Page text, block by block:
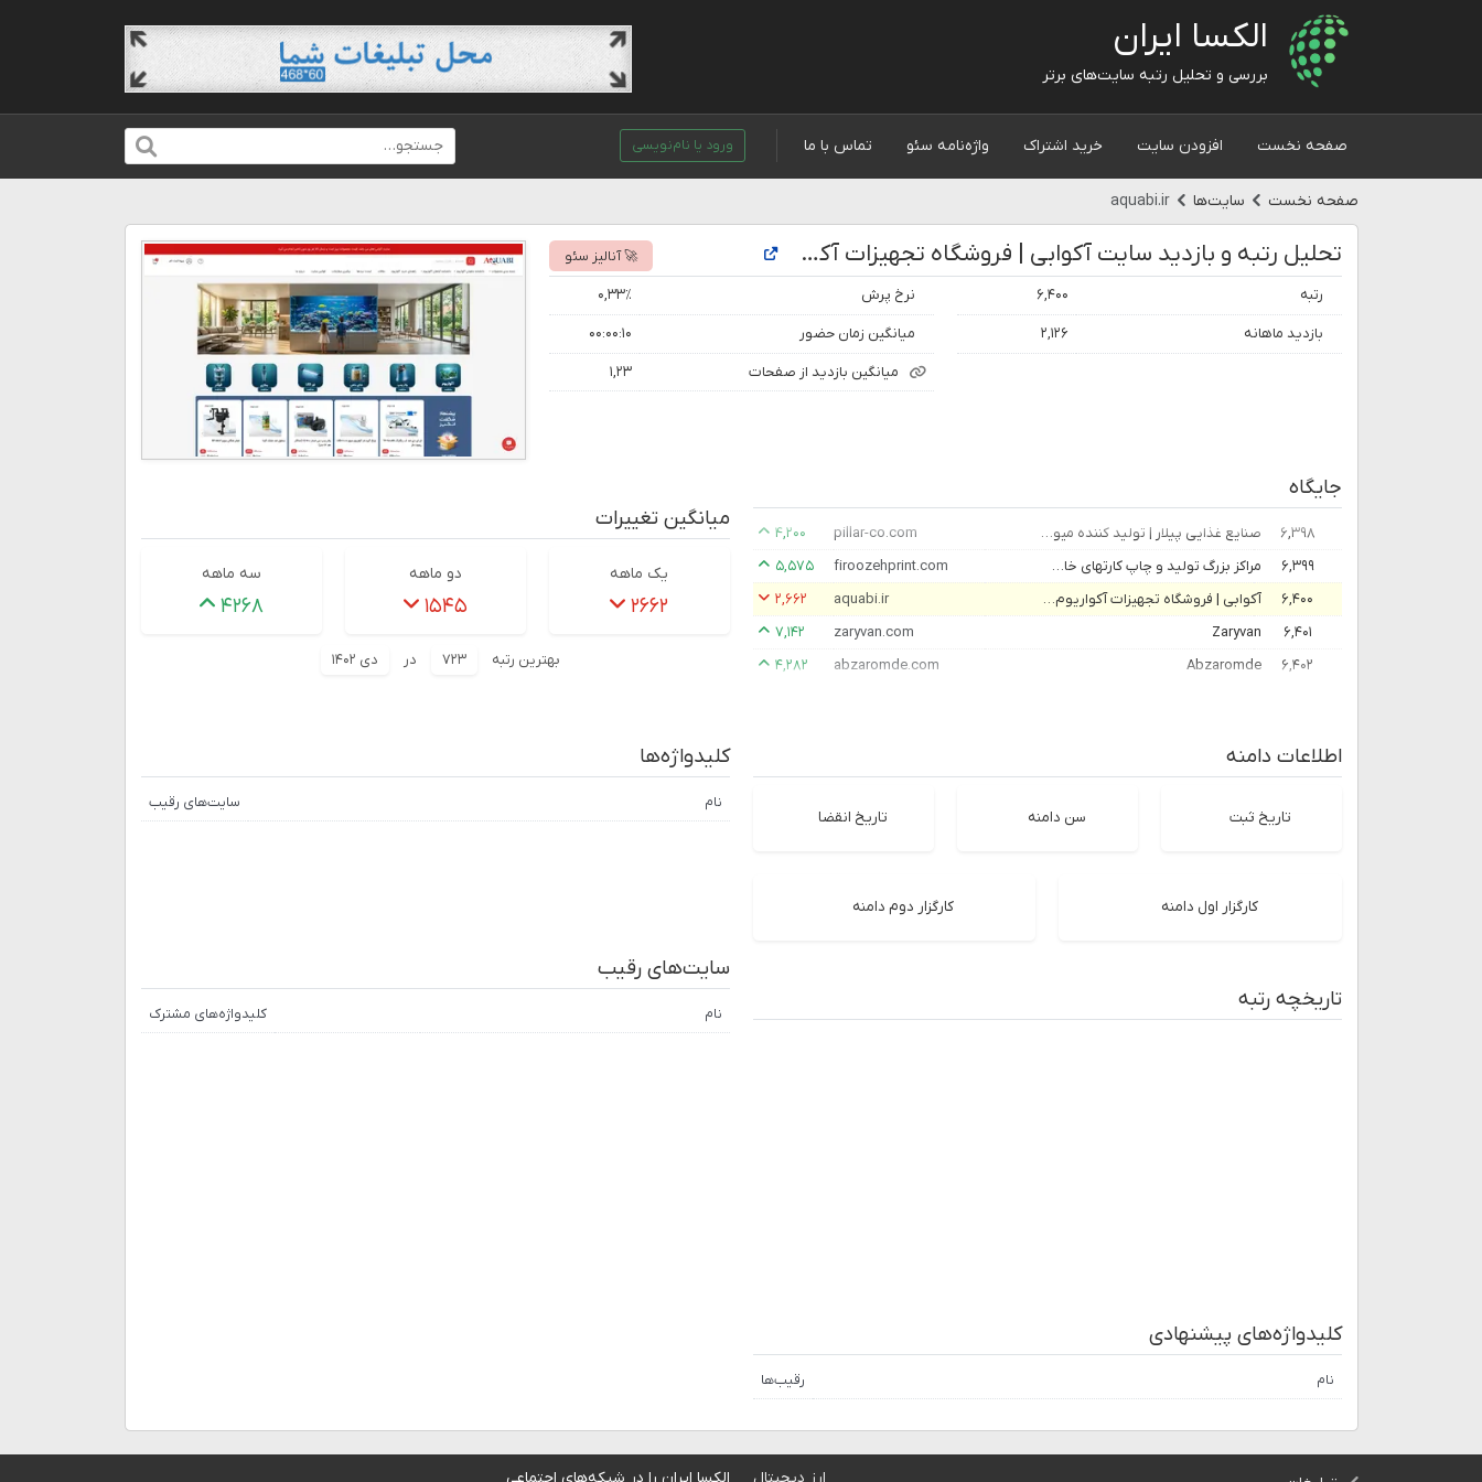
الکسا ایران
بررسی و تحلیل رتبه سایت‌های برتر
صفحه نخست افزودن سایت خرید اشتراک واژه‌نامه سئو تماس با ما ورود یا نام‌نویسی
صفحه نخست سایت‌ها aquabi.ir
تحلیل رتبه و بازدید سایت آکوابی | فروشگاه تجهیزات آکواریوم – بزرگترین فروشگاه تخصصی تجهیزات آکواریوم در کشور 🚀 آنالیز سئو
رتبه ۶,۴۰۰
بازدید ماهانه ۲,۱۲۶
نرخ پرش ۰,۳۳٪
میانگین زمان حضور ۰۰:۰۰:۱۰
میانگین بازدید از صفحات ۱,۲۳
جایگاه
۶,۳۹۸ صنایع غذایی پیلار | تولید کننده میوه خشک و خشکبار میوه تازه pillar-co.com
۴,۲۰۰
۶,۳۹۹
مراکز بزرگ تولید و چاپ کارتهای خاص میباشد | فیروزه گرافیک firoozehprint.com
۵,۵۷۵
۶,۴۰۰
آکوابی | فروشگاه تجهیزات آکواریوم – بزرگترین فروشگاه تخصصی تجهیزات آکواریوم در کشور aquabi.ir
۲,۶۶۲
۶,۴۰۱
Zaryvan
zaryvan.com
۷,۱۴۲
۶,۴۰۲
Abzaromde
abzaromde.com ۴,۲۸۲
میانگین تغییرات
یک ماهه
۲۶۶۲
دو ماهه
۱۵۴۵
سه ماهه
۴۲۶۸
بهترین رتبه ۷۲۳ در دی ۱۴۰۲
اطلاعات دامنه
تاریخ ثبت سن دامنه تاریخ انقضا
کارگزار اول دامنه کارگزار دوم دامنه
کلیدواژه‌ها
نام سایت‌های رقیب
تاریخچه رتبه
سایت‌های رقیب
نام کلیدواژه‌های مشترک
کلیدواژه‌های پیشنهادی
نام رقیب‌ها
ارز دیجیتال الکسا ایران را در شبکه‌های اجتماعی